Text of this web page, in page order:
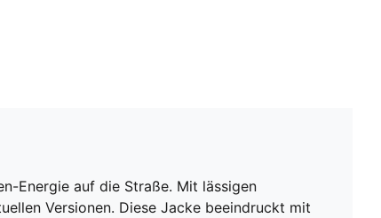
Energie auf die Straße. Mit lässigen
Versionen. Diese Jacke beeindruckt mit